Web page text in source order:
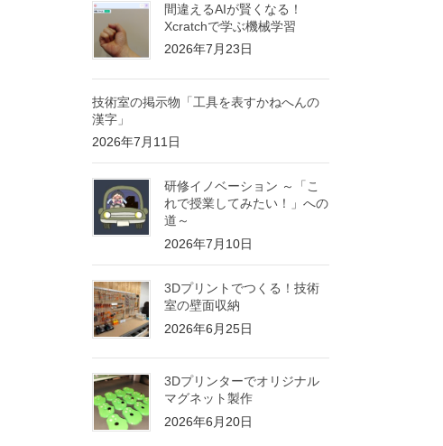
間違えるAIが賢くなる！
Xcratchで学ぶ機械学習
2026年7月23日
技術室の掲示物「工具を表すかねへんの
漢字」
2026年7月11日
研修イノベーション ～「こ
れで授業してみたい！」への
道～
2026年7月10日
3Dプリントでつくる！技術
室の壁面収納
2026年6月25日
3Dプリンターでオリジナル
マグネット製作
2026年6月20日